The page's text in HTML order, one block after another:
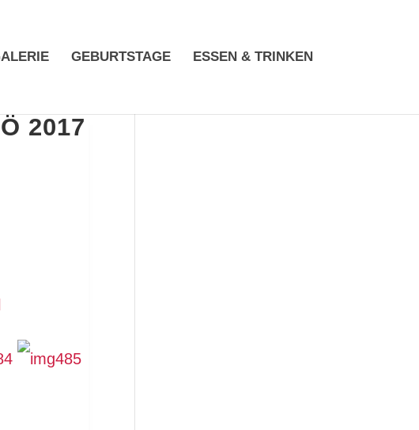
GEBURTSTAGE ESSEN & TRINKEN
2017